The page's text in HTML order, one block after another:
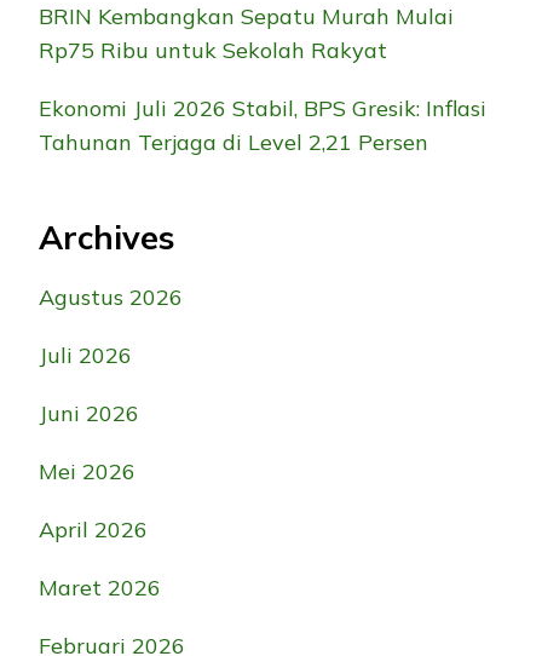
BRIN Kembangkan Sepatu Murah Mulai
Rp75 Ribu untuk Sekolah Rakyat
Ekonomi Juli 2026 Stabil, BPS Gresik: Inflasi
Tahunan Terjaga di Level 2,21 Persen
Archives
Agustus 2026
Juli 2026
Juni 2026
Mei 2026
April 2026
Maret 2026
Februari 2026